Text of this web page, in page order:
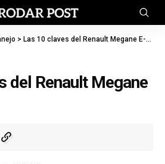
> Las 10 claves del Renault Megane E-Tech
del Renault Megane